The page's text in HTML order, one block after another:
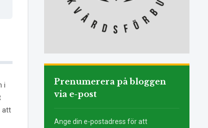
i
att
Prenumerera på bloggen
via e-post
Ange din e-postadress för att